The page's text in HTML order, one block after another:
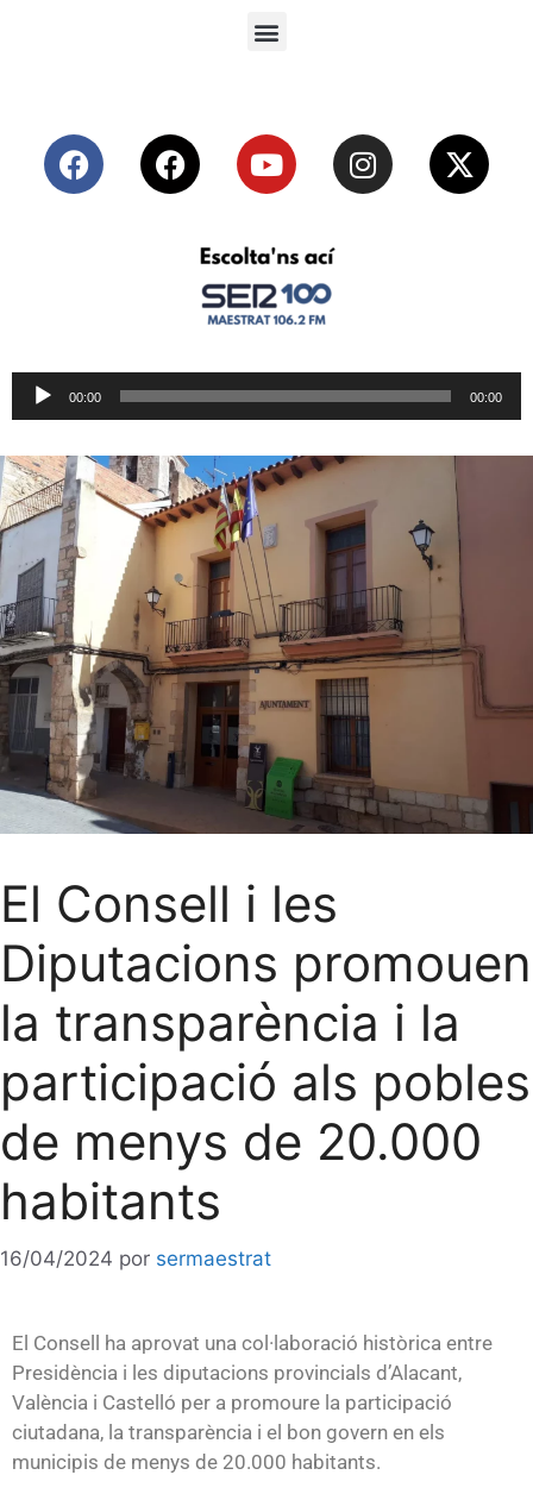
Reproductor
de
00:00 00:00
El Consell i les
Diputacions promouen
la transparència i la
participació als pobles
de menys de 20.000
habitants
16/04/2024 por sermaestrat
El Consell ha aprovat una col·laboració històrica entre
Presidència i les diputacions provincials d’Alacant,
València i Castelló per a promoure la participació
ciutadana, la transparència i el bon govern en els
municipis de menys de 20.000 habitants.